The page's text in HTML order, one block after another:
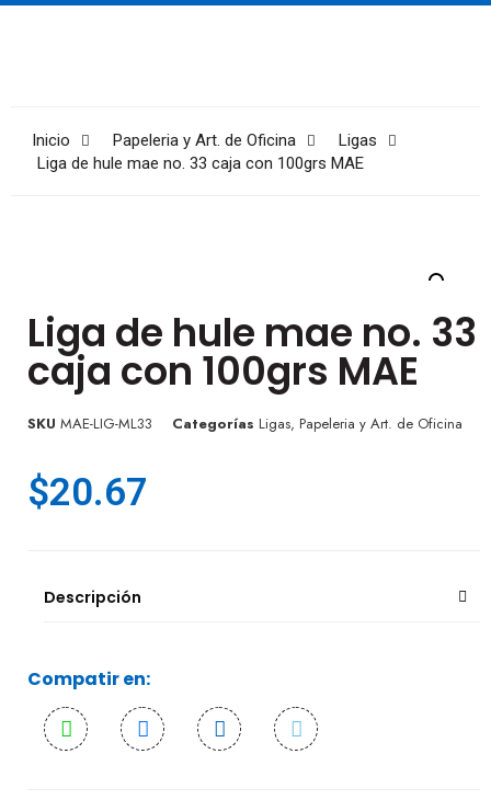
Inicio Papeleria y Art. de Oficina
Ligas
Liga de hule mae no. 33 caja con 100grs MAE
Liga de hule mae no. 33
caja con 100grs MAE
SKU MAE-LIG-ML33 Categorías Ligas, Papeleria y Art. de Oficina
$20.67
Descripción
Compatir en: